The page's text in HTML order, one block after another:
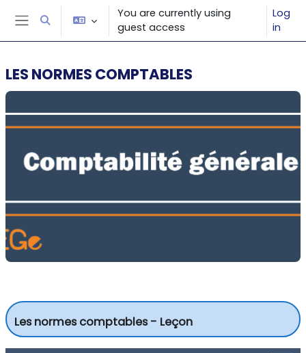
Skip to main content
Side panel
Toggle search input
You are currently using
guest access
Log
in
LES NORMES COMPTABLES
Les normes comptables - Leçon